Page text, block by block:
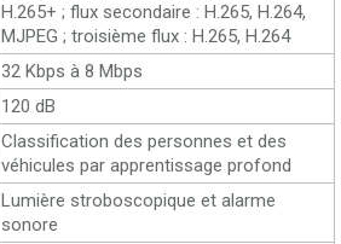
H.265+ ; flux secondaire : H.265, H.264,
MJPEG ; troisième flux : H.265, H.264
32 Kbps à 8 Mbps
120 dB
Classification des personnes et des
véhicules par apprentissage profond
Lumière stroboscopique et alarme
sonore